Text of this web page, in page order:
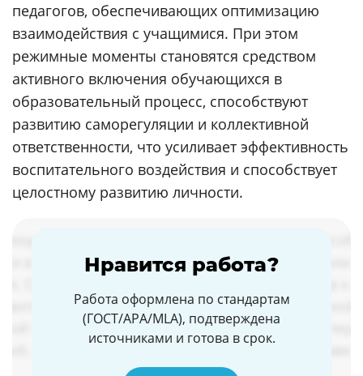
педагогов, обеспечивающих оптимизацию
взаимодействия с учащимися. При этом
режимные моменты становятся средством
активного включения обучающихся в
образовательный процесс, способствуют
развитию саморегуляции и коллективной
ответственности, что усиливает эффективность
воспитательного воздействия и способствует
целостному развитию личности.
Нравится работа?
Работа оформлена по стандартам
(ГОСТ/APA/MLA), подтверждена
источниками и готова в срок.